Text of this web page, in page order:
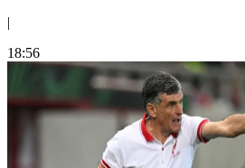
|
18:56